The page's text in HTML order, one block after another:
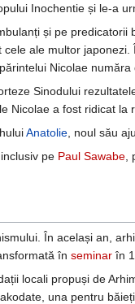
Inochentie și le-a
și pe
ale multor
Nicolae număra
Sinodului
Nicolae a fost ridicat la
Anatolie , noul său
pe Paul Sawabe
În același an,
în seminar în
locali propuși de
una pentru